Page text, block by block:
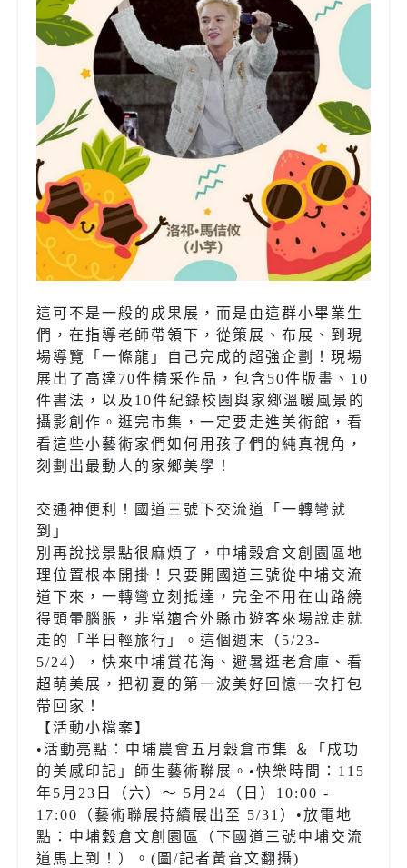
這可不是一般的成果展，而是由這群小畢業生
們，在指導老師帶領下，從策展、布展、到現
場導覽「一條龍」自己完成的超強企劃！現場
展出了高達70件精采作品，包含50件版畫、10
件書法，以及10件紀錄校園與家鄉溫暖風景的
攝影創作。逛完市集，一定要走進美術館，看
看這些小藝術家們如何用孩子們的純真視角，
刻劃出最動人的家鄉美學！
交通神便利！國道三號下交流道「一轉彎就
到」
別再說找景點很麻煩了，中埔穀倉文創園區地
理位置根本開掛！只要開國道三號從中埔交流
道下來，一轉彎立刻抵達，完全不用在山路繞
得頭暈腦脹，非常適合外縣市遊客來場說走就
走的「半日輕旅行」。這個週末（5/23-
5/24），快來中埔賞花海、避暑逛老倉庫、看
超萌美展，把初夏的第一波美好回憶一次打包
帶回家！
【活動小檔案】
•活動亮點：中埔農會五月穀倉市集 ＆「成功
的美感印記」師生藝術聯展。•快樂時間：115
年5月23日（六）～ 5月24（日）10:00 -
17:00（藝術聯展持續展出至 5/31）•放電地
點：中埔穀倉文創園區（下國道三號中埔交流
道馬上到！）。(圖/記者黃音文翻攝)